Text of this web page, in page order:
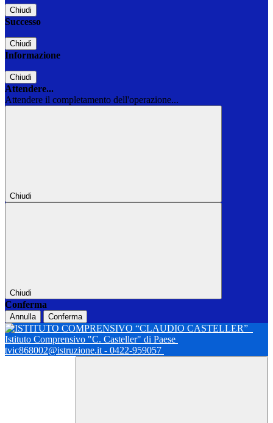
Chiudi
Successo
Chiudi
Informazione
Chiudi
Attendere...
Attendere il completamento dell'operazione...
Chiudi
Chiudi
Conferma
Annulla Conferma
Istituto Comprensivo "C. Casteller" di Paese
tvic868002@istruzione.it - 0422-959057